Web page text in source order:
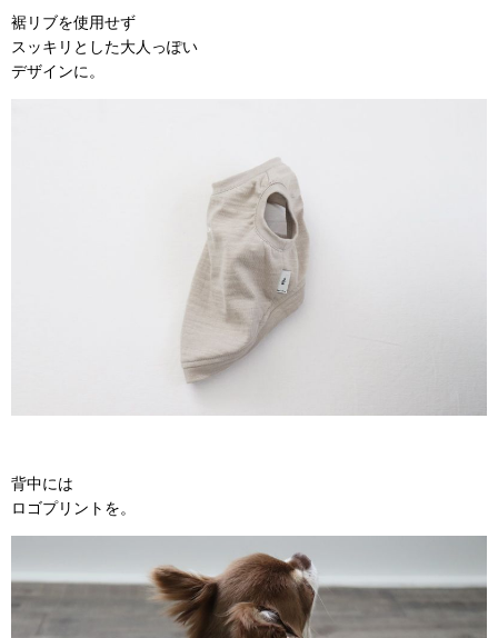
裾リブを使用せず
スッキリとした大人っぽい
デザインに。
背中には
ロゴプリントを。